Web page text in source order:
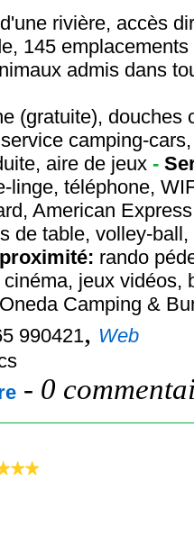
rivière, accès
145
admis dans
(gratuite), douches
camping-
aire de jeux -
linge, téléphone,
American Express
de table, volley-
rando
jeux vidéos,
Camping &
990421, Web
- 0